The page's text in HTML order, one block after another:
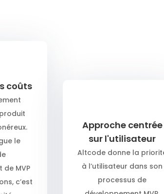
coûts
le
MVP
c’est
Approche centrée
sur l'utilisateur
Altcode donne la
à l’utilisateur dans son
processus de